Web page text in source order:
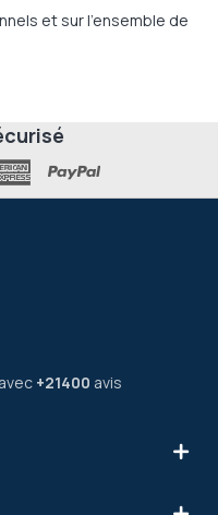
et sur l'ensemble de
avec +21400 avis